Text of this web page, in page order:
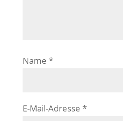
Name *
E-Mail-Adresse *